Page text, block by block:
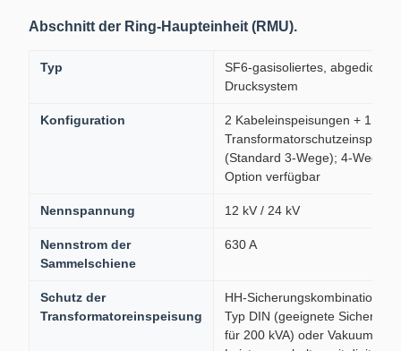
Abschnitt der Ring-Haupteinheit (RMU).
Typ
SF6-gasisoliertes,
Drucksystem
Konfiguration
2 Kabeleinspeisungen + 1
(Standard 3-Wege); 4-Wege-
Option verfügbar
Nennspannung 12 kV / 24 kV
Nennstrom der
Sammelschiene
630 A
Schutz der
Transformatoreinspeisung
HH-Sicherungskombination
Typ DIN (geeignete
für 200 kVA) oder Vakuum-